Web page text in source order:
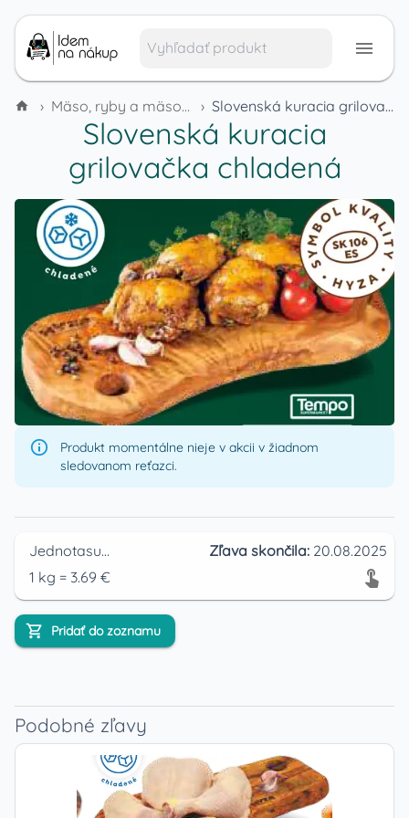
› Mäso, ryby a mäsové výrobky › Slovenská kuracia grilovačka chladená
Slovenská kuracia
grilovačka chladená
Produkt momentálne nieje v akcii v žiadnom
sledovanom reťazci.
Jednotasupermarket Zľava skončila: 20.08.2025
1 kg = 3.69 €
Pridať do zoznamu
Podobné zľavy